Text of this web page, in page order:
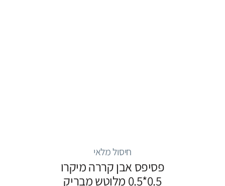
חיסול מלאי
פסיפס אבן קררה מיקרו
0.5*0.5 מלוטש מבריק